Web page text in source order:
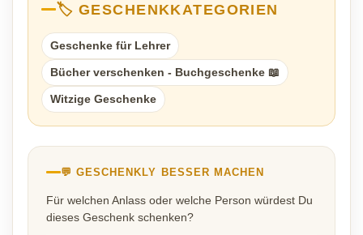
🏷️ GESCHENKKATEGORIEN
Geschenke für Lehrer
Bücher verschenken - Buchgeschenke 📖
Witzige Geschenke
💬 GESCHENKLY BESSER MACHEN
Für welchen Anlass oder welche Person würdest Du
dieses Geschenk schenken?